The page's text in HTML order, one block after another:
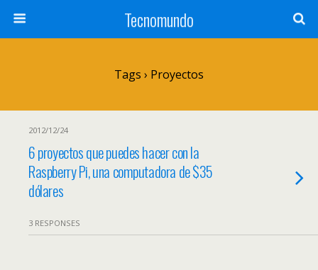
Tecnomundo
Tags › Proyectos
2012/12/24
6 proyectos que puedes hacer con la
Raspberry Pi, una computadora de $35
dólares
3 RESPONSES